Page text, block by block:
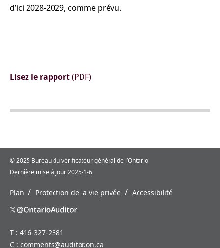
d’ici 2028-2029, comme prévu.
Lisez le rapport(PDF)
© 2025 Bureau du vérificateur général de l’Ontario
Dernière mise á jour 2025-1-6
Plan / Protection de la vie privée / Accessibilité
T : 416-327-2381
C : comments@auditor.on.ca